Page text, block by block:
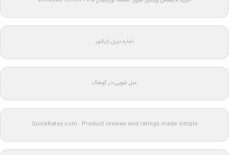
اجاره دیزل ژنراتور
مبل شویی در کوهک
QuickRatey.com : Product reviews and ratings made simple